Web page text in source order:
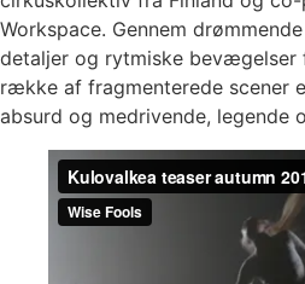
Workspace. Gennem
detaljer og rytmiske bevægelser
række af fragmenterede scener
absurd og medrivende, legende